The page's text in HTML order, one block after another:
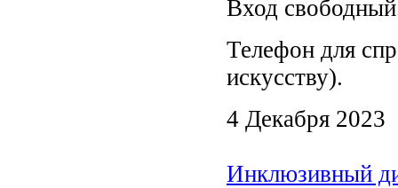
Вход
Телефон для
искусству).
4 Декабря 2023
Инклюзивный